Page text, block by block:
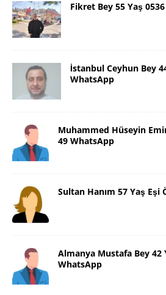
Fikret Bey 55 Yaş
İstanbul Ceyhun Bey
WhatsApp
Muhammed Hüseyin
49 WhatsApp
Sultan Hanım 57 Yaş Eşi
Almanya Mustafa Bey 42
WhatsApp